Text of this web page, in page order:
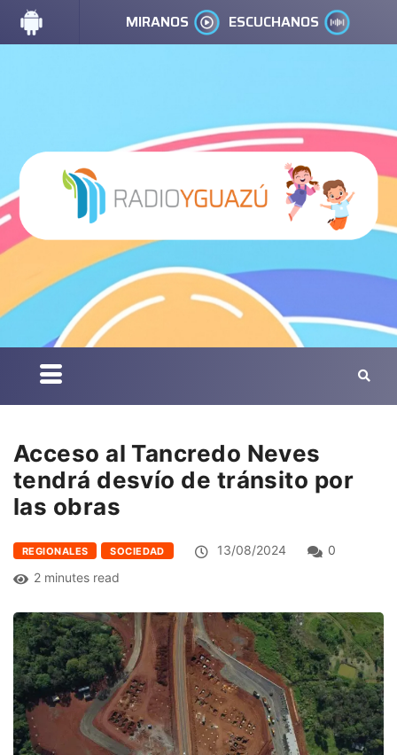
MIRANOS ESCUCHANOS
Acceso al Tancredo Neves
tendrá desvío de tránsito por
las obras
REGIONALES SOCIEDAD 13/08/2024
0
2 minutes read